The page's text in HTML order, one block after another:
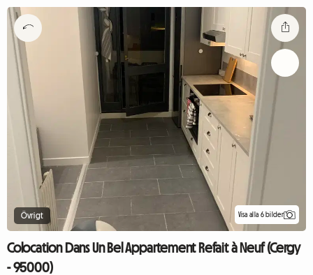
Övrigt Visa alla 6 bilder
Colocation Dans Un Bel Appartement Refait à Neuf (Cergy
- 95000)